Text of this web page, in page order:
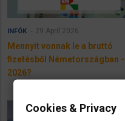
INFÓK 29 April 2026
Mennyit vonnak le a bruttó
fizetésből Németországban -
2026?
Cookies & Privacy